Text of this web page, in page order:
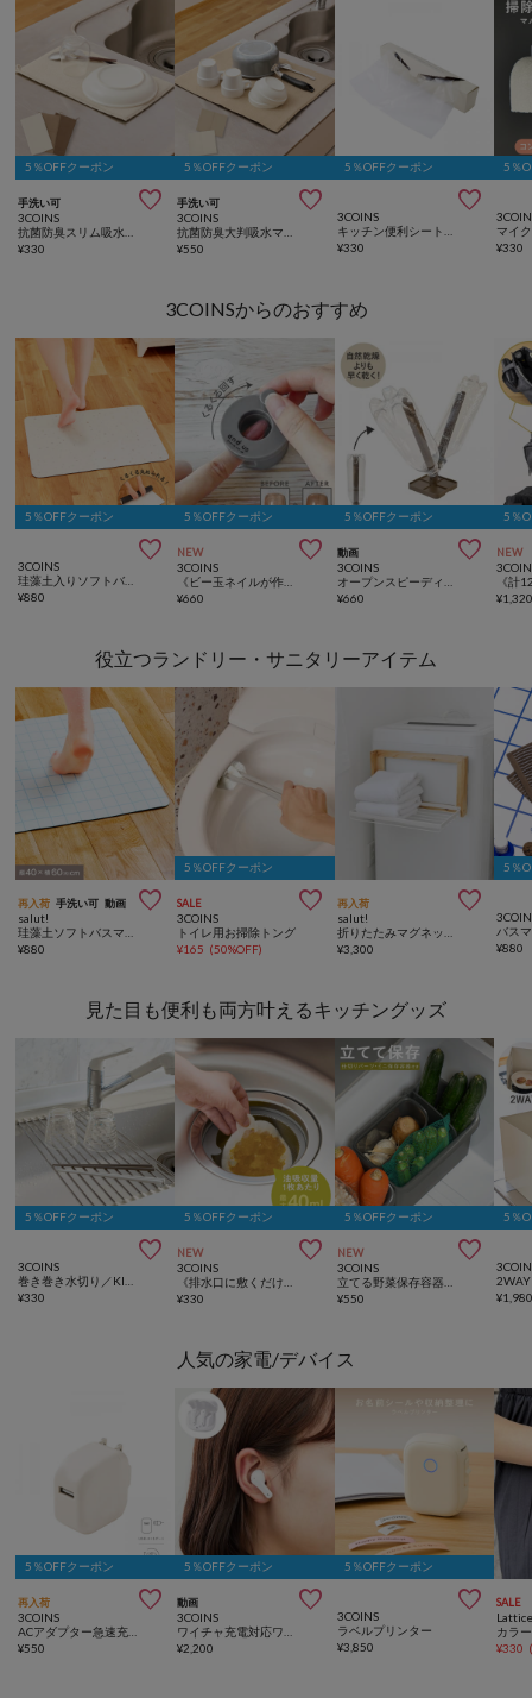
5％OFFクーポン
手洗い可 
3COINS
¥330
5％OFFクーポン
手洗い可 
3COINS
¥550
5％OFFクーポン

3COINS
¥330
5％
¥330
3COINSからのおすすめ
5％OFFクーポン

3COINS
¥880
5％OFFクーポン
NEW 
3COINS
¥660
5％OFFクーポン
動画 
3COINS
¥660
5％
NEW
¥
役立つランドリー・サニタリーアイテム
再入荷 手洗い可 動画 
salut!
¥880
5％OFFクーポン
SALE 
3COINS
トイレ用お掃除トング
¥165 (50%OFF)
再入荷 
salut!
¥3,300
5％
¥880
見た目も便利も両方叶えるキッチングッズ
5％OFFクーポン

3COINS
¥330
5％OFFクーポン
NEW 
3COINS
¥330
5％OFFクーポン
NEW 
3COINS
¥550
5％
¥
人気の家電/デバイス
5％OFFクーポン
再入荷 
3COINS
¥550
5％OFFクーポン
動画 
3COINS
¥2,200
5％OFFクーポン

3COINS
ラベルプリンター
¥3,850
SALE
¥330